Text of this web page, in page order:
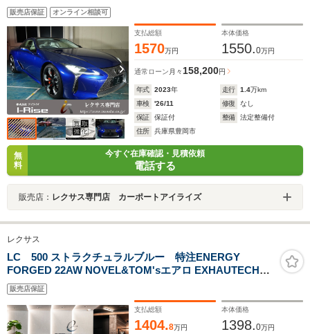
能・ヒーター付) カラーヘッドアップディスプレイ ブ
ラインドスポットモニター パノラミックビューモニタ
ー
販売店保証 オンライン相談可
支払総額
1570万円
本体価格
1550.0万円
通常ローン 月々158,200円
年式 2023年 走行 1.4万km
車検
'26/11 修復
なし
保証
保証付 整備
法定整備付
住所
兵庫県豊岡市
無
料
今すぐ在庫確認・見積依頼
電話する
販売店： レクサス専門店 カーポートアイライズ
レクサス
LC 500 ストラクチュラルブルー 特注ENERGY
FORGED 22AW NOVEL&TOM'sエアロ EXHAUTECH
JAPAN レーシングフロント&センターパイプ
326POWER 前後リフター(CUPMAN) RSR車高調 マクレ
ビレファレンスサラウンド Fヒーター&ベンチレーショ
ン HUD
販売店保証
支払総額
1404.8万円
本体価格
1398.0万円